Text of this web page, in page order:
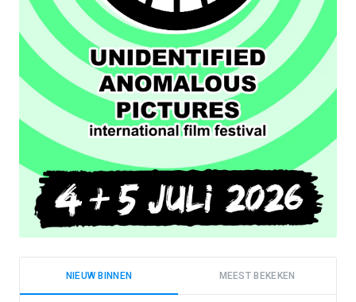
NIEUW BINNEN MEEST BEKEKEN